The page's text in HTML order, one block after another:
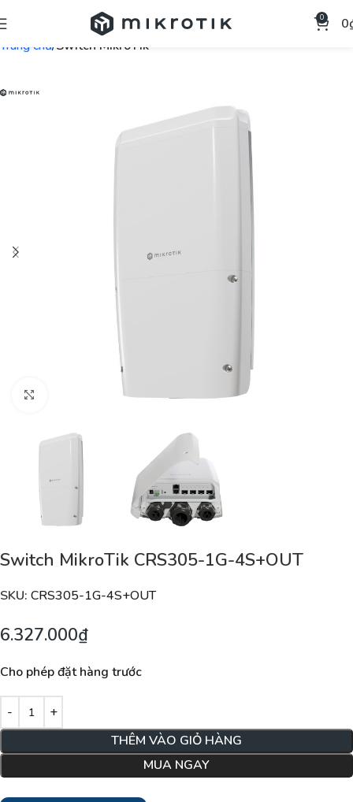
0 0
Trang chủ Switch MikroTik
Nhấp để phóng to
Switch MikroTik CRS305-1G-4S+OUT
SKU: CRS305-1G-4S+OUT
6.327.000₫
Cho phép đặt hàng trước
THÊM VÀO GIỎ HÀNG
MUA NGAY